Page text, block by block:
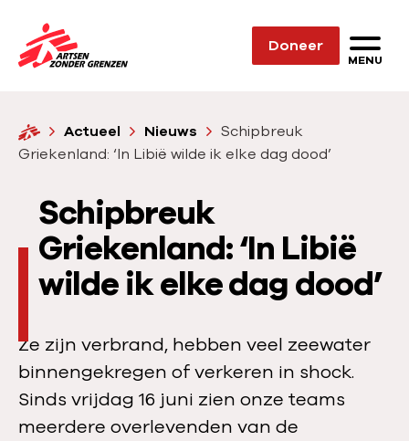
Sla navigatie over
N
r
d
a
g
e
Doneer
MENU
H
o
e
Actueel Nieuws
Schipbreuk
Griekenland: ‘In Libië wilde ik elke dag dood’
Schipbreuk
Griekenland: ‘In Libië
wilde ik elke dag dood’
Ze zijn verbrand, hebben veel zeewater
binnengekregen of verkeren in shock.
Sinds vrijdag 16 juni zien onze teams
meerdere overlevenden van de